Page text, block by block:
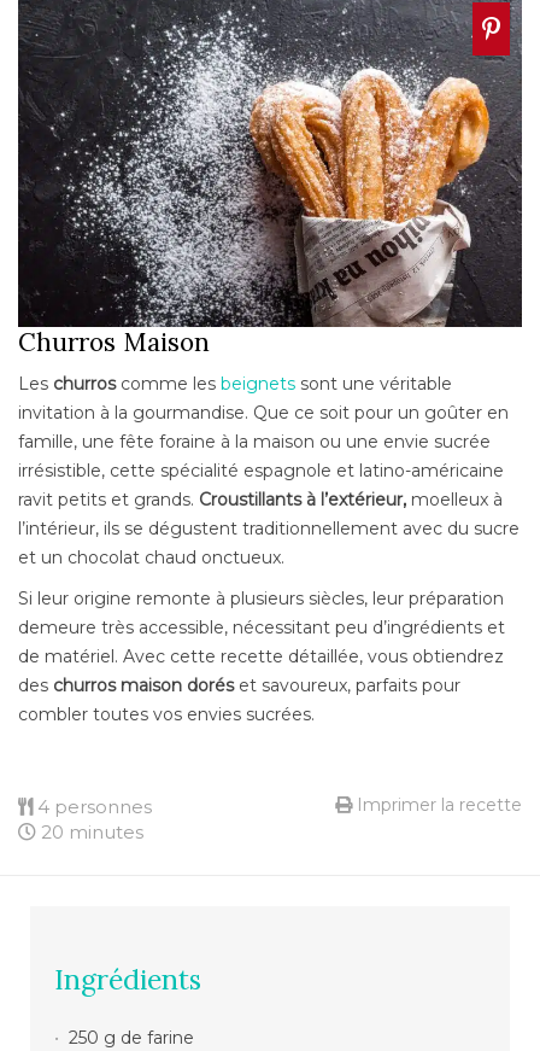
Churros Maison
Les churroscomme les beignets sont une véritable
invitation à la gourmandise. Que ce soit pour un goûter en
famille, une fête foraine à la maison ou une envie sucrée
irrésistible, cette spécialité espagnole et latino-américaine
ravit petits et grands. Croustillants à l’extérieur, moelleux à
l’intérieur, ils se dégustent traditionnellement avec du sucre
et un chocolat chaud onctueux.
Si leur origine remonte à plusieurs siècles, leur préparation
demeure très accessible, nécessitant peu d’ingrédients et
de matériel. Avec cette recette détaillée, vous obtiendrez
des churros maison doréset savoureux, parfaits pour
combler toutes vos envies sucrées.
4 personnes
20 minutes
Imprimer la recette
Ingrédients
250 g de farine